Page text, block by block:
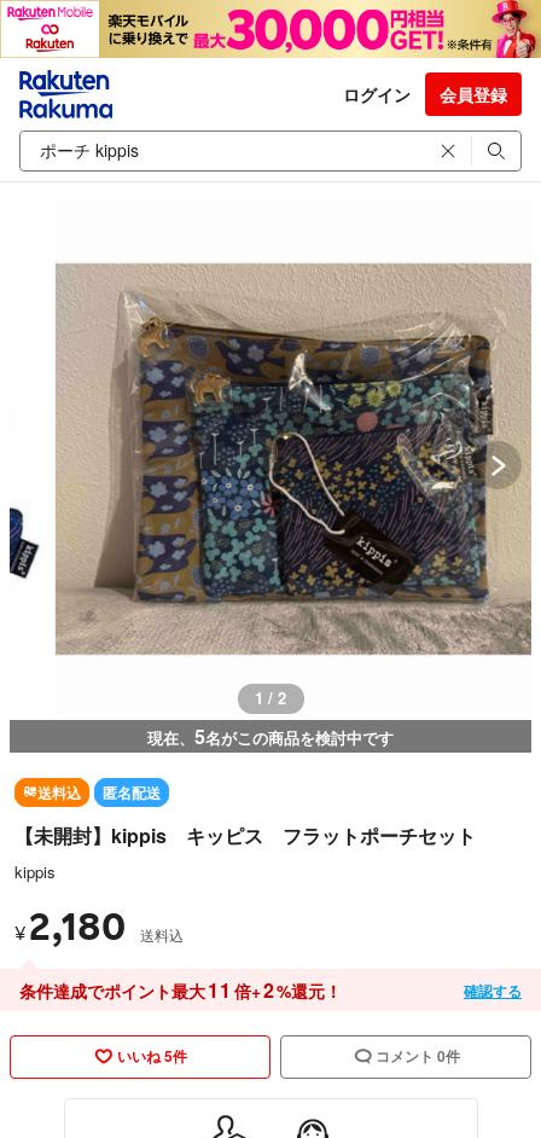
ログイン 会員登録
1 / 2
現在、 5名がこの商品を検討中です
送料込 匿名配送
【未開封】kippis キッピス フラットポーチセット
kippis
¥ 2,180 送料込
条件達成でポイント最大11 倍+2%還元！ 確認する
いいね 5件 コメント 0件